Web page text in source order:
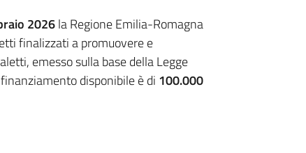
2026la Regione Emilia-Romagna
finalizzati a promuovere e
emesso sulla base della Legge
disponibile è di 100.000